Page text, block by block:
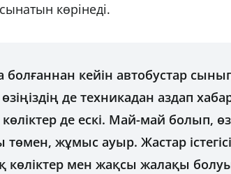
көрінеді.
болғаннан кейін автобустар
де техникадан аздап
де ескі. Май-май болып,
төмен, жұмыс ауыр. Жастар
көліктер мен жақсы жалақы